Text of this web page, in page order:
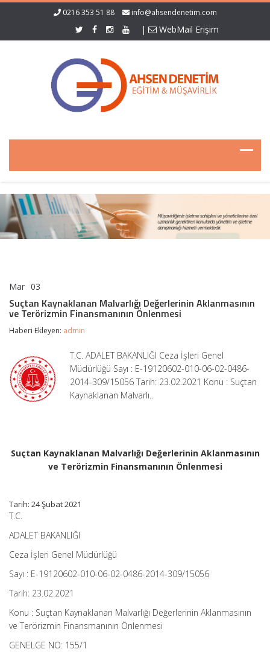
0216 353 51 88 info@ahsendenetim.com
| WebMail Erişim
Mar 03
Malvarlığı
Değerlerinin
Aklanmasının
Finansmanının
Önlenmesi
için
Suçtan Kaynaklanan Malvarlığı Değerlerinin Aklanmasının
ve Terörizmin Finansmanının Önlenmesi
Haberi Ekleyen: admin
T.C. ADALET BAKANLIĞI Ceza İşleri Genel
Müdürlüğü Sayı : E-19120602-010-06-02-0486-
2014-309/15056 Tarih: 23.02.2021 Konu : Suçtan
Kaynaklanan Malvarlı..
Suçtan Kaynaklanan Malvarlığı Değerlerinin Aklanmasının
ve Terörizmin Finansmanının Önlenmesi
Tarih: 24 Şubat 2021
T.C.
ADALET BAKANLIĞI
Ceza İşleri Genel Müdürlüğü
Sayı : E-19120602-010-06-02-0486-2014-309/15056
Tarih: 23.02.2021
Konu : Suçtan Kaynaklanan Malvarlığı Değerlerinin Aklanmasının
ve Terörizmin Finansmanının Önlenmesi
GENELGE NO: 155/1